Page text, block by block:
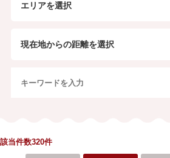
エリアを選択
現在地からの距離を選択
該当件数320件